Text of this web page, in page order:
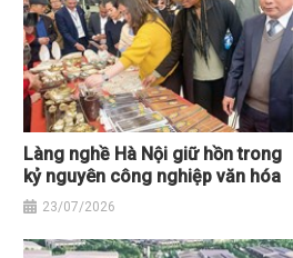
Làng nghề Hà Nội giữ hồn trong
kỷ nguyên công nghiệp văn hóa
23/07/2026